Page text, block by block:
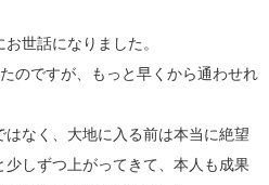
世話になりました。
のですが、もっと早くから通わせれ
なく、大地に入る前は本当に絶望
しずつ上がってきて、本人も成果